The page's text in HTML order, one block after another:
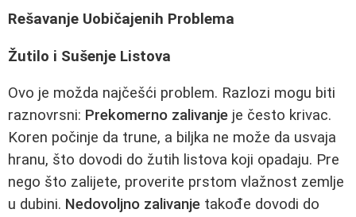
Rešavanje Uobičajenih Problema
Žutilo i Sušenje Listova
Ovo je možda najčešći problem. Razlozi mogu biti
raznovrsni: Prekomerno zalivanje je često krivac.
Koren počinje da trune, a biljka ne može da usvaja
hranu, što dovodi do žutih listova koji opadaju. Pre
nego što zalijete, proverite prstom vlažnost zemlje
u dubini. Nedovoljno zalivanje takođe dovodi do